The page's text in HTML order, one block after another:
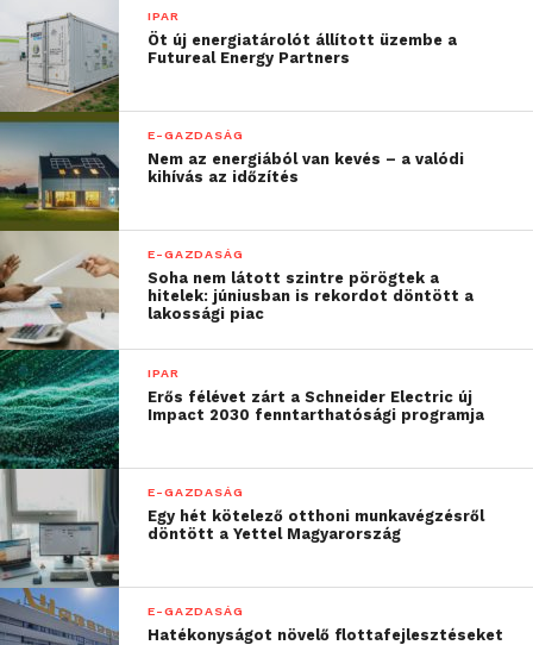
volt szükségünk a
rendezvénymenedzsmenttel
kapcsolatban is.”
– tette hozzá Sandi Kuplen.
Az eurázsiai országban a Festipay révén most
először jelent meg ez a fizetéstechnológiai újítás, a
karszalagba épített NFC-chip, amely kombinált
IPAR
Öt új energiatárolót állított üzembe a
Futureal Energy Partners
E-GAZDASÁG
Nem az energiából van kevés – a valódi
kihívás az időzítés
E-GAZDASÁG
Soha nem látott szintre pörögtek a
hitelek: júniusban is rekordot döntött a
lakossági piac
IPAR
Erős félévet zárt a Schneider Electric új
Impact 2030 fenntarthatósági programja
E-GAZDASÁG
Egy hét kötelező otthoni munkavégzésről
döntött a Yettel Magyarország
E-GAZDASÁG
Hatékonyságot növelő flottafejlesztéseket